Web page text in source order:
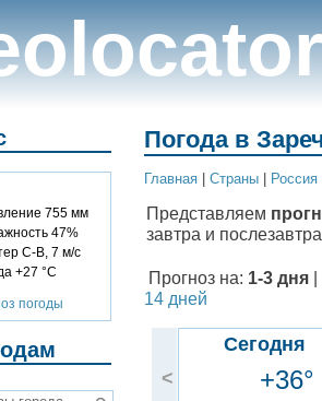
755 мм
47%
С-В, 7 м/с
+27 °C
погоды
Погода в
Главная Cтраны Россия
Представляем
завтра и
Прогноз на: 1-3 дня
14 дней
<
Сегодня
+36°